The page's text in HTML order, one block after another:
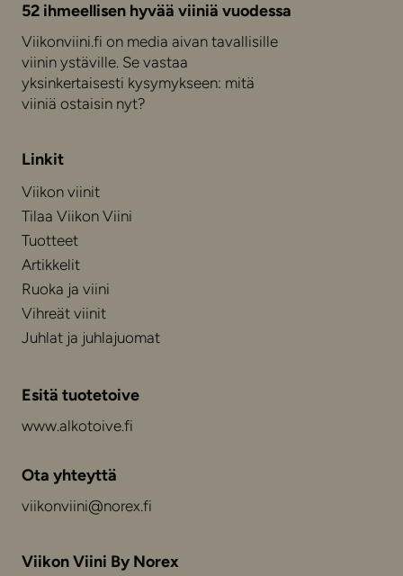
52 ihmeellisen hyvää viiniä vuodessa
Viikonviini.fi on media aivan tavallisille
viinin ystäville. Se vastaa
yksinkertaisesti kysymykseen: mitä
viiniä ostaisin nyt?
Linkit
Viikon viinit
Tilaa Viikon Viini
Tuotteet
Artikkelit
Ruoka ja viini
Vihreät viinit
Juhlat ja juhlajuomat
Esitä tuotetoive
www.alkotoive.fi
Ota yhteyttä
viikonviini@norex.fi
Viikon Viini By Norex